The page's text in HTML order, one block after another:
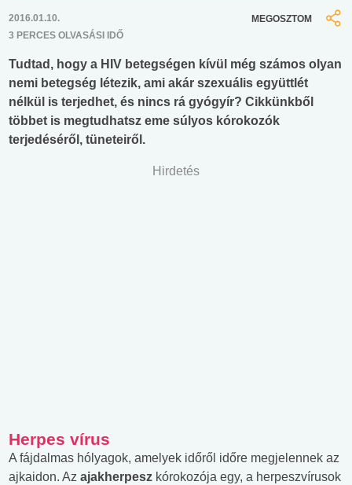
2016.01.10.
3 PERCES OLVASÁSI IDŐ
MEGOSZTOM
Tudtad, hogy a HIV betegségen kívül még számos olyan
nemi betegség létezik, ami akár szexuális együttlét
nélkül is terjedhet, és nincs rá gyógyír? Cikkünkből
többet is megtudhatsz eme súlyos kórokozók
terjedéséről, tüneteiről.
Hirdetés
Herpes vírus
A fájdalmas hólyagok, amelyek időről időre megjelennek az
ajkaidon. Az ajakherpesz kórokozója egy, a herpeszvírusok